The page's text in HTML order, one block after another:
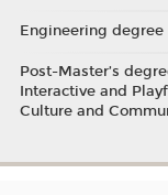
Engineering
Post-Master’s
Interactive and
Culture and